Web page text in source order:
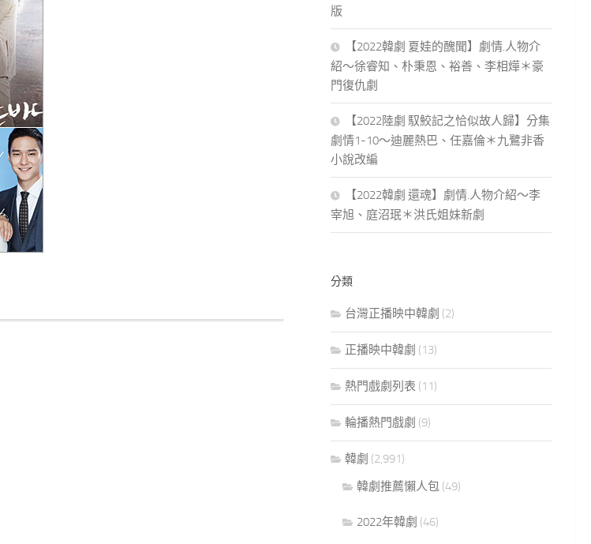
版
【2022韓劇 夏娃的醜聞】劇情.人物介
紹～徐睿知、朴秉恩、裕善、李相燁＊豪
門復仇劇
【2022陸劇 馭鮫記之恰似故人歸】分集
劇情1-10～迪麗熱巴、任嘉倫＊九鷺非香
小說改編
【2022韓劇 還魂】劇情.人物介紹～李
宰旭、庭沼珉＊洪氏姐妹新劇
分類
台灣正播映中韓劇 (2)
正播映中韓劇 (13)
熱門戲劇列表 (11)
輪播熱門戲劇 (9)
韓劇 (2,991)
韓劇推薦懶人包 (49)
2022年韓劇 (46)